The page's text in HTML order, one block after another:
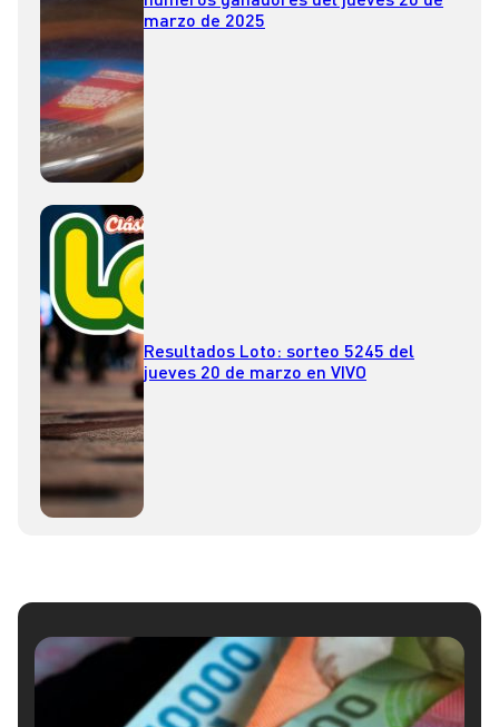
marzo de 2025
Resultados Loto: sorteo 5245 del
jueves 20 de marzo en VIVO